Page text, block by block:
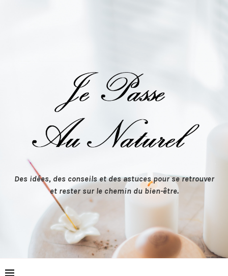
Des idées, des conseils et des astuces pour se retrouver
et rester sur le chemin du bien-être.